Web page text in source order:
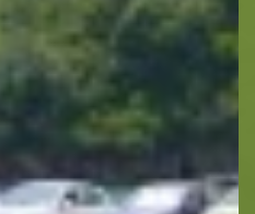
Καγιάκ
Πεζοπορία
Ποδηλασία
Ιστιοπλοΐα